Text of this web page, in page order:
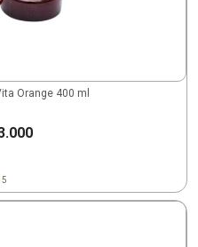
Orange 400 ml
5